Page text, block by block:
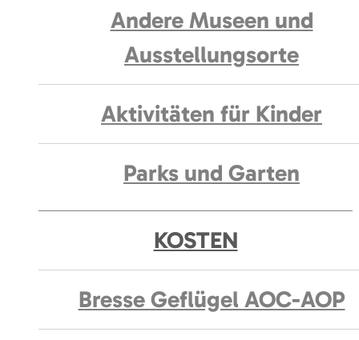
Andere Museen und
Ausstellungsorte
Aktivitäten für Kinder
Parks und Garten
KOSTEN
Bresse Geflügel AOC-AOP